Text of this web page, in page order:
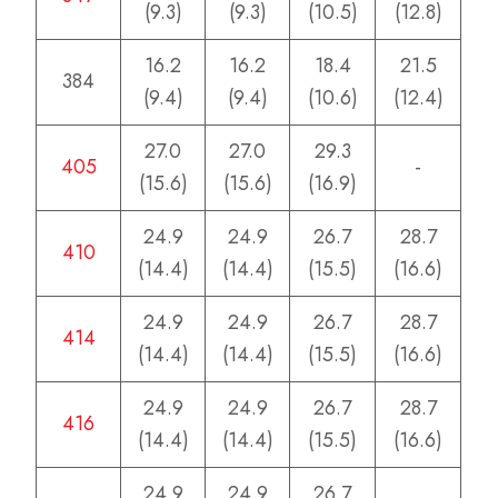
(9.3) (9.3) (10.5) (12.8)
384
16.2
(9.4)
16.2
(9.4)
18.4
(10.6)
21.5
(12.4)
405
27.0
(15.6)
27.0
(15.6)
29.3
(16.9)
-
410
24.9
(14.4)
24.9
(14.4)
26.7
(15.5)
28.7
(16.6)
414
24.9
(14.4)
24.9
(14.4)
26.7
(15.5)
28.7
(16.6)
416
24.9
(14.4)
24.9
(14.4)
26.7
(15.5)
28.7
(16.6)